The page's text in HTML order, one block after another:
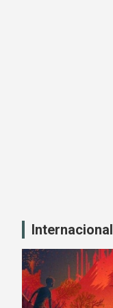
Internacional